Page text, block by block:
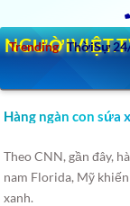
Trending ThờiSự
Hàng ngàn con sứa
Theo CNN, gần đây,
nam Florida, Mỹ
xanh.